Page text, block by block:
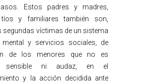
Estos padres y madres,
tíos y familiares también son,
segundas víctimas de un sistema
y servicios sociales, de
de los menores que no es
sensible ni audaz, en el
y la acción decidida ante